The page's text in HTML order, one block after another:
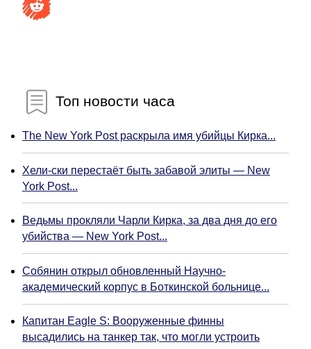
Топ новости часа
The New York Post раскрыла имя убийцы Кирка...
Хели-ски перестаёт быть забавой элиты — New
York Post...
Ведьмы прокляли Чарли Кирка, за два дня до его
убийства — New York Post...
Собянин открыл обновленный Научно-
академический корпус в Боткинской больнице...
Капитан Eagle S: Вооруженные финны
высадились на танкер так, что могли устроить